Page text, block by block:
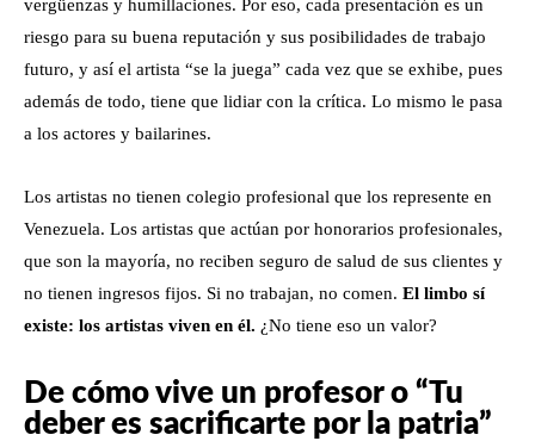
vergüenzas y humillaciones. Por eso, cada presentación es un
riesgo para su buena reputación y sus posibilidades de trabajo
futuro, y así el artista “se la juega” cada vez que se exhibe, pues
además de todo, tiene que lidiar con la crítica. Lo mismo le pasa
a los actores y bailarines.
Los artistas no tienen colegio profesional que los represente en
Venezuela. Los artistas que actúan por honorarios profesionales,
que son la mayoría, no reciben seguro de salud de sus clientes y
no tienen ingresos fijos. Si no trabajan, no comen. El limbo sí
existe: los artistas viven en él. ¿No tiene eso un valor?
De cómo vive un profesor o “Tu
deber es sacrificarte por la patria”